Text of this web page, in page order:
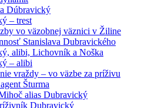
Dúbravický
– trest
vo väzobnej väznici v Žiline
Stanislava Dubravického
alibi, Lichovník a Noška
– alibi
vraždy – vo väzbe za príživu
Šturma
alias Dubravický
Dubravický